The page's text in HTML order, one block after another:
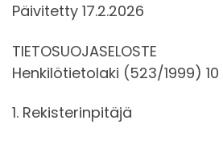
Päivitetty 17.2.2026
TIETOSUOJASELOSTE
Henkilötietolaki (523/1999)
1. Rekisterinpitäjä